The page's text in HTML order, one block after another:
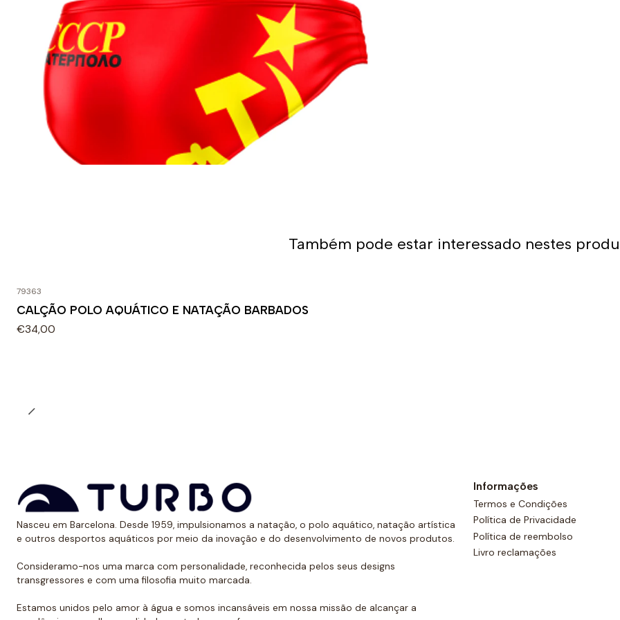
homem que os usa. É por
Também pode estar interessado nestes
79363
CALÇÃO POLO AQUÁTICO E NATAÇÃO BARBADOS
€34,00
Nasceu em Barcelona. Desde 1959, impulsionamos a natação, o polo aquático, natação artística
e outros desportos aquáticos por meio da inovação e do desenvolvimento de novos produtos.
Consideramo-nos uma marca com personalidade, reconhecida pelos seus designs
transgressores e com uma filosofia muito marcada.
Estamos unidos pelo amor à água e somos incansáveis em nossa missão de alcançar a
Informações
Termos e Condições
Política de Privacidade
Política de reembolso
Livro reclamações